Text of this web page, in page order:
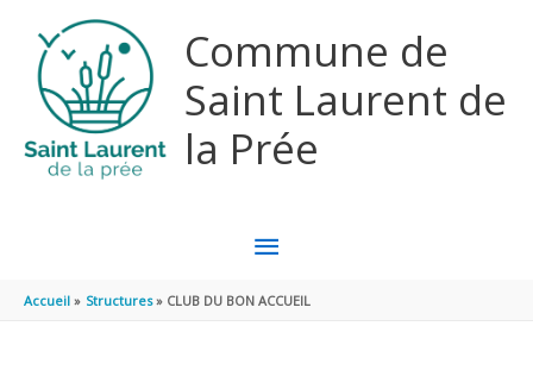
Commune de
Saint Laurent de
la Prée
MENU
PRINCIPAL
Accueil Structures CLUB DU BON ACCUEIL